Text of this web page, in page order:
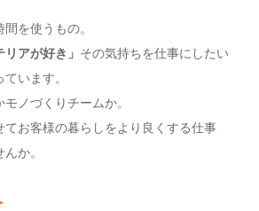
を使うもの。
リアが好き」 その気持ちを仕事にしたい
います。
ノづくりチームか。
てお客様の暮らしをより良くする仕事
か。